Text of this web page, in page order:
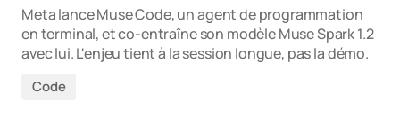
Meta lance Muse Code, un agent de programmation
en terminal, et co-entraîne son modèle Muse Spark 1.2
avec lui. L'enjeu tient à la session longue, pas la démo.
Code